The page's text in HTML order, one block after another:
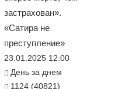
застрахован».
«Сатира не
преступление»
23.01.2025 12:00
День за днем
1124 (40821)